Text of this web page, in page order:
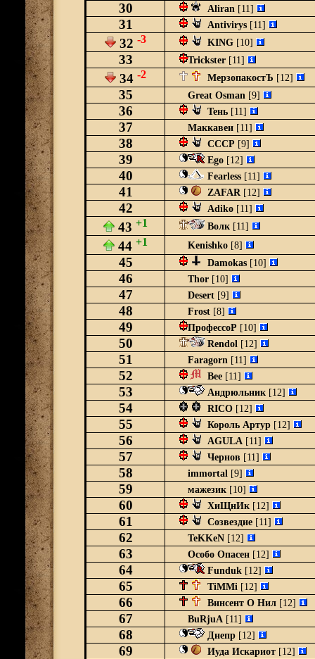
30 Aliran [11]
31 Antivirys [11]
32 -3 KING [10]
33 Trickster [11]
34 -2 МерзопакостЪ [12]
35 Great Osman [9]
36 Тень [11]
37 Маккавеи [11]
38 CCCP [9]
39 Ego [12]
40 Fearless [11]
41 ZAFAR[12]
42 Adiko [11]
43 +1 Волк [11]
44 +1 Kenishko [8]
45 Damokas [10]
46 Thor [10]
47 Desert [9]
48 Frost [8]
49 ПрофессоР [10]
50 Rendol [12]
51 Faragorn [11]
52 Bee [11]
53 Андрюльник [12]
54 RICO [12]
55 Король Артур [12]
56 AGULA [11]
57 Чернов [11]
58 immortal [9]
59 мажезик [10]
60 ХиЩнИк [12]
61 Созвездие [11]
62 TeKKeN [12]
63 Особо Опасен [12]
64 Funduk [12]
65 TiMMi [12]
66 Винсент О Нил [12]
67 BuRjuA [11]
68 Днепр [12]
69 Иуда Искариот [12]